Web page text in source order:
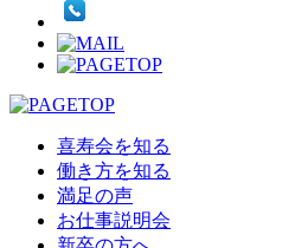
喜寿会を知る
働き方を知る
満足の声
お仕事説明会